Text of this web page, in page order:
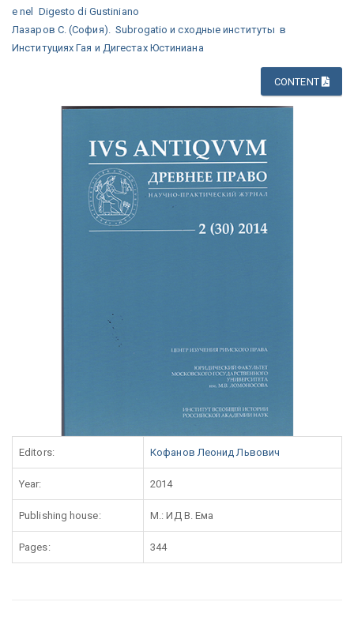
e nel Digesto di Gustiniano
Лазаров С. (София). Subrogatio и сходные институты в
Институциях Гая и Дигестах Юстиниана
CONTENT
Editors: Кофанов Леонид Львович
Year: 2014
Publishing house: М.: ИД В. Ема
Pages: 344